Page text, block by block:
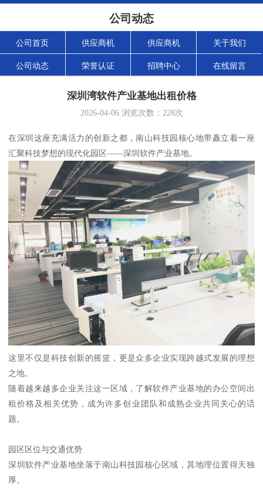
公司动态
公司首页 供应商机 供应商机 关于我们
公司动态 荣誉认证 招聘中心 在线留言
深圳湾软件产业基地出租价格
2026-04-06浏览次数： 228次
在深圳这座充满活力的创新之都，南山科技园核心地带矗立着一座
汇聚科技梦想的现代化园区——深圳软件产业基地。
这里不仅是科技创新的摇篮，更是众多企业实现跨越式发展的理想
之地。
随着越来越多企业关注这一区域，了解软件产业基地的办公空间出
租价格及相关优势，成为许多创业团队和成熟企业共同关心的话
题。
园区区位与交通优势
深圳软件产业基地坐落于南山科技园核心区域，其地理位置得天独
厚。